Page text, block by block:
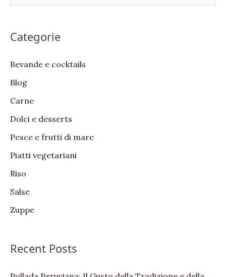
e
r
h
f
o
r
:
Categorie
Bevande e cocktails
Blog
Carne
Dolci e desserts
Pesce e frutti di mare
Piatti vegetariani
Riso
Salse
Zuppe
Recent Posts